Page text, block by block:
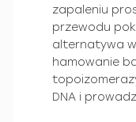
zapaleniu
przewodu
alternatywa
hamowanie
DNA i